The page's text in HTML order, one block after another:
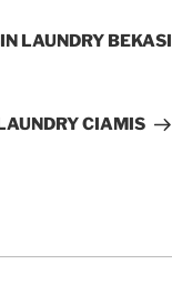
LAUNDRY BEKASI
CIAMIS